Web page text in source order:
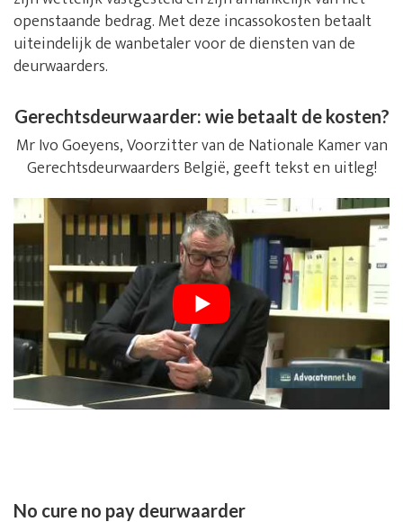
openstaande bedrag. Met deze incassokosten betaalt
uiteindelijk de wanbetaler voor de diensten van de
deurwaarders.
Gerechtsdeurwaarder: wie betaalt de kosten?
Mr Ivo Goeyens, Voorzitter van de Nationale Kamer van
Gerechtsdeurwaarders België, geeft tekst en uitleg!
No cure no pay deurwaarder